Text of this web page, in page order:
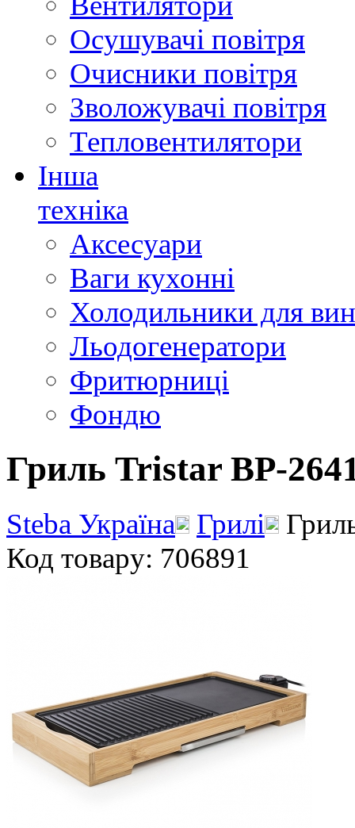
Осушувачі повітря
Очисники повітря
Зволожувачі повітря
Тепловентилятори
Інша
техніка
Аксесуари
Ваги кухонні
Холодильники для
Льодогенератори
Фритюрниці
Фондю
Гриль Tristar BP-
Steba Україна Грилі
Код товару: 706891